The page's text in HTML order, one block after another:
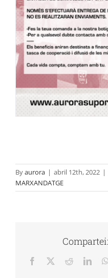
Byaurora | abril 12th, 2022 |
MARXANDATGE
Facebook Reddit